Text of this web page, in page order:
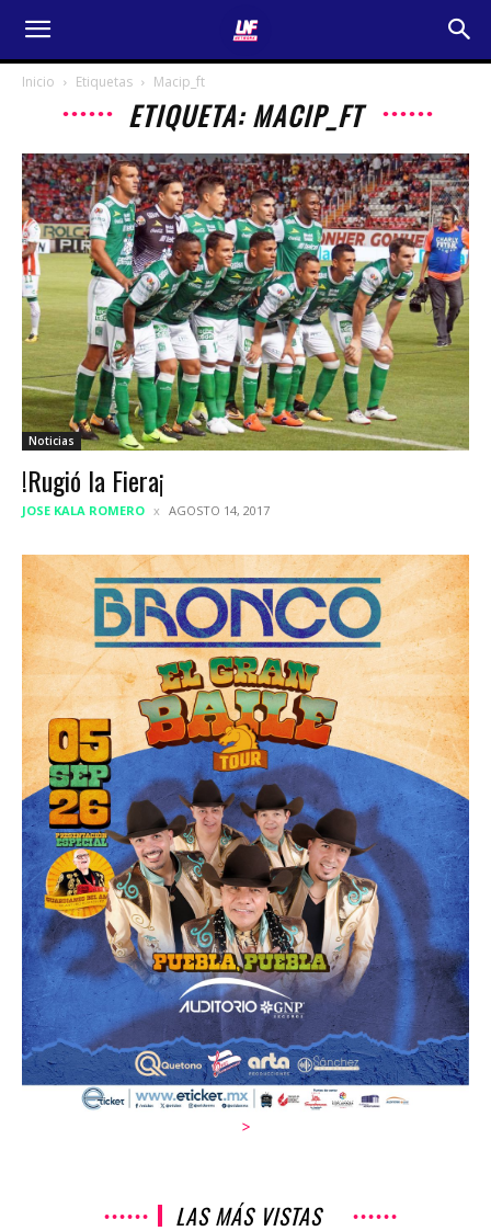
Inicio Etiquetas Macip_ft
ETIQUETA: MACIP_FT
Noticias
!Rugió la Fiera¡
JOSE KALA ROMERO AGOSTO 14, 2017
>
LAS MÁS VISTAS